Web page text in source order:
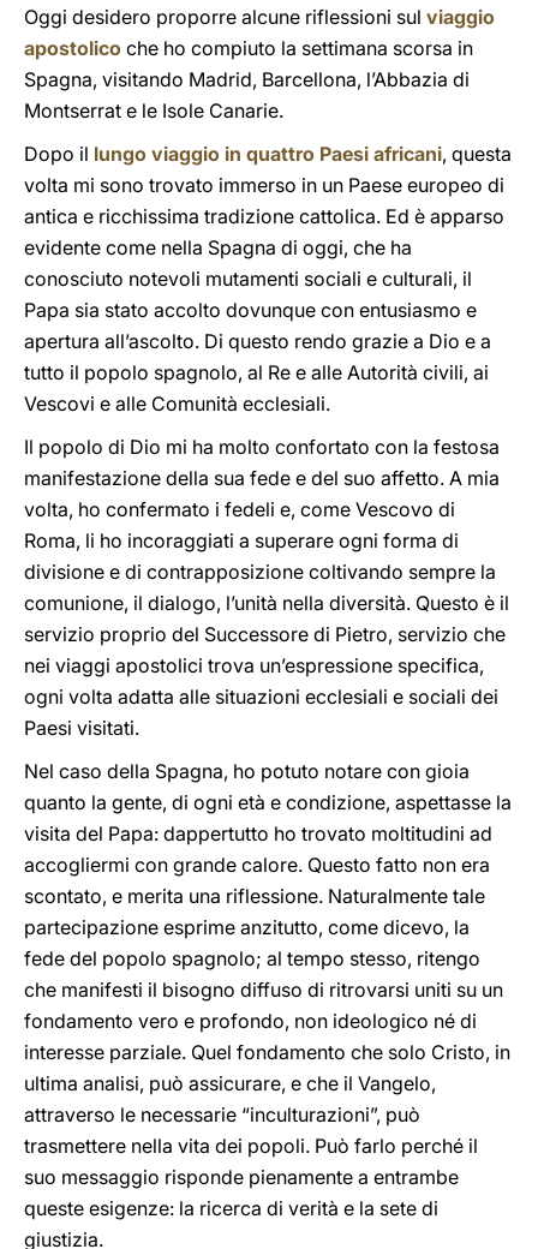
Oggi desidero proporre alcune riflessioni sul viaggio
apostolico che ho compiuto la settimana scorsa in
Spagna, visitando Madrid, Barcellona, l’Abbazia di
Montserrat e le Isole Canarie.
Dopo il lungo viaggio in quattro Paesi africani, questa
volta mi sono trovato immerso in un Paese europeo di
antica e ricchissima tradizione cattolica. Ed è apparso
evidente come nella Spagna di oggi, che ha
conosciuto notevoli mutamenti sociali e culturali, il
Papa sia stato accolto dovunque con entusiasmo e
apertura all’ascolto. Di questo rendo grazie a Dio e a
tutto il popolo spagnolo, al Re e alle Autorità civili, ai
Vescovi e alle Comunità ecclesiali.
Il popolo di Dio mi ha molto confortato con la festosa
manifestazione della sua fede e del suo affetto. A mia
volta, ho confermato i fedeli e, come Vescovo di
Roma, li ho incoraggiati a superare ogni forma di
divisione e di contrapposizione coltivando sempre la
comunione, il dialogo, l’unità nella diversità. Questo è il
servizio proprio del Successore di Pietro, servizio che
nei viaggi apostolici trova un’espressione specifica,
ogni volta adatta alle situazioni ecclesiali e sociali dei
Paesi visitati.
Nel caso della Spagna, ho potuto notare con gioia
quanto la gente, di ogni età e condizione, aspettasse la
visita del Papa: dappertutto ho trovato moltitudini ad
accogliermi con grande calore. Questo fatto non era
scontato, e merita una riflessione. Naturalmente tale
partecipazione esprime anzitutto, come dicevo, la
fede del popolo spagnolo; al tempo stesso, ritengo
che manifesti il bisogno diffuso di ritrovarsi uniti su un
fondamento vero e profondo, non ideologico né di
interesse parziale. Quel fondamento che solo Cristo, in
ultima analisi, può assicurare, e che il Vangelo,
attraverso le necessarie “inculturazioni”, può
trasmettere nella vita dei popoli. Può farlo perché il
suo messaggio risponde pienamente a entrambe
queste esigenze: la ricerca di verità e la sete di
giustizia.